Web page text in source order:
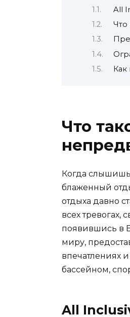
All
Что
Как
Что
Когда слышишь
блаженный
отдыха давно
всех
появившись в
миру,
впечатлениях
бассейном,
All